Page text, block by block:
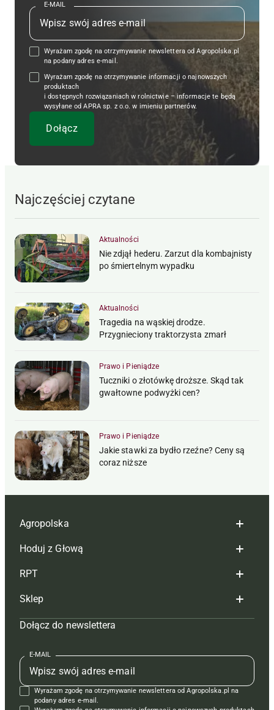
E-MAIL
Wyrażam zgodę na otrzymywanie newslettera od Agropolska.pl
na podany adres e-mail.
Wyrażam zgodę na otrzymywanie informacji o najnowszych
produktach
i dostępnych rozwiązaniach w rolnictwie – informacje te będą
wysyłane od APRA sp. z o.o. w imieniu partnerów.
Najczęściej czytane
Aktualności
Nie zdjął hederu. Zarzut dla kombajnisty
po śmiertelnym wypadku
Aktualności
Tragedia na wąskiej drodze.
Przygnieciony traktorzysta zmarł
Prawo i Pieniądze
Tuczniki o złotówkę droższe. Skąd tak
gwałtowne podwyżki cen?
Prawo i Pieniądze
Jakie stawki za bydło rzeźne? Ceny są
coraz niższe
Agropolska
Redakcja
Reklama
Tagi
Mapa serwisu
Kontakt
Regulamin
Polityka prywatności
Hoduj z Głową
Hoduj z głową bydło
Hoduj z głową świnie
Prenumerata
Redakcja
Kontakt
Reklama
RPT
Redakcja
Prenumerata
Reklama
Kontakt
Krzyżówki
Sklep
Czasopisma i prenumerata
Książki
Regulamin
Dołącz do newslettera
E-MAIL
Wyrażam zgodę na otrzymywanie newslettera od Agropolska.pl na
podany adres e-mail.